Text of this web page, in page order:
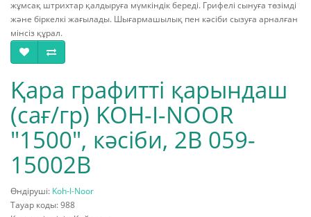
жұмсақ штрихтар қалдыруға мүмкіндік береді. Грифелі сынуға төзімді
және біркелкі жағылады. Шығармашылық пен кәсіби сызуға арналған
мінсіз құрал.
Қара графитті қарындаш
(сағ/гр) KOH-I-NOOR
"1500", кәсіби, 2В 059-
15002В
Өндіруші: Koh-I-Noor
Тауар коды: 988